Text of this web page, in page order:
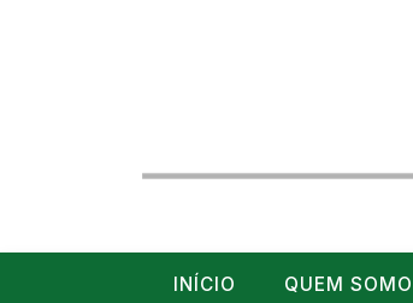
INÍCIO QUEM